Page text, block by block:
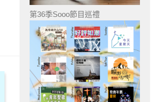
第36季Sooo節目巡禮